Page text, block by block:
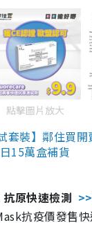
點擊圖片放大
套裝】鄰住買
15萬盒補貨
原快速檢測
抗疫價發售